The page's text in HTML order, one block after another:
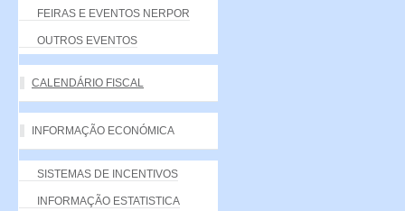
FEIRAS E EVENTOS NERPOR
OUTROS EVENTOS
CALENDÁRIO FISCAL
INFORMAÇÃO ECONÓMICA
SISTEMAS DE INCENTIVOS
INFORMAÇÃO ESTATISTICA